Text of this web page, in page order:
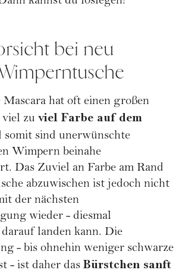
bei neu
hat oft einen großen
zu viel Farbe auf dem
somit sind unerwünschte
Wimpern beinahe
Das Zuviel an Farbe am Rand
abzuwischen ist jedoch nicht
der nächsten
wieder - diesmal
landen kann. Die
- bis ohnehin weniger schwarze
- ist daher das Bürstchen sanft